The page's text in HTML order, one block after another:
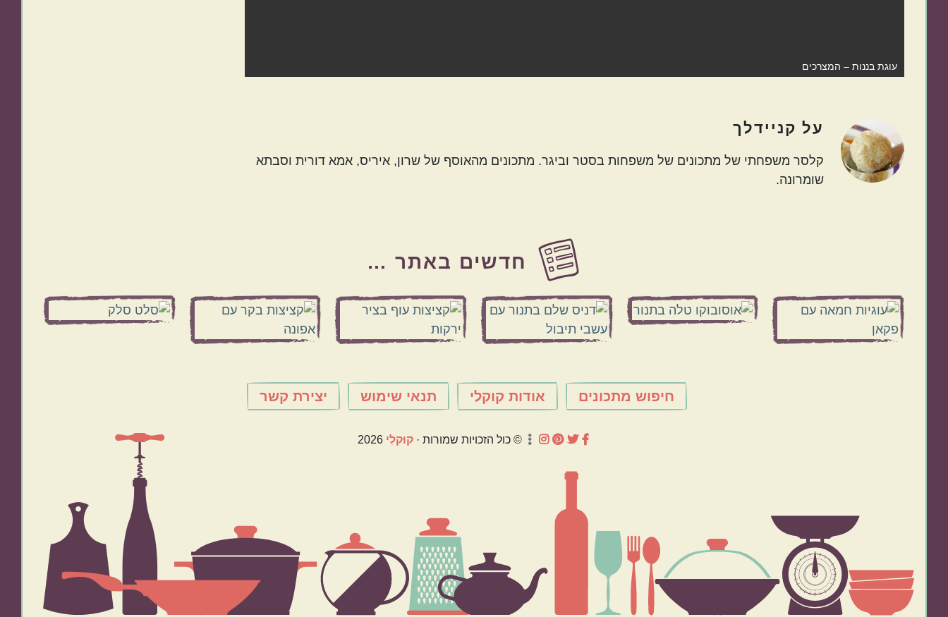
עוגת בננות – המצרכים
על קניידלך
קלסר משפחתי של מתכונים של משפחות בסטר וביגר. מתכונים מהאוסף של שרון, איריס, אמא דורית וסבתא
שומרונה.
חדשים באתר …
חיפוש מתכונים אודות קוקלי תנאי שימוש יצירת קשר
© כול הזכויות שמורות · קוּקלִי